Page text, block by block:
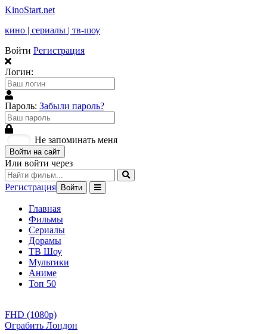
KinoStart.net
кино | сериалы | тв-шоу
Войти Регистрация
Логин:
Пароль: Забыли пароль?
Не запоминать меня
Войти на сайт
Или войти через
Регистрация Войти
Главная
Фильмы
Сериалы
Дорамы
ТВ Шоу
Мультики
Аниме
Топ 50
FHD (1080p)
Ограбить Лондон